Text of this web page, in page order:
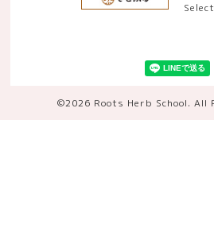
©2026 Roots Herb School. All